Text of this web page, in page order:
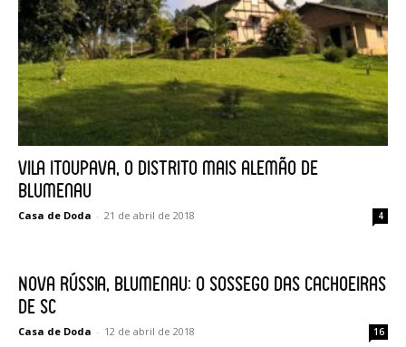
Vila Itoupava, o Distrito mais alemão de
Blumenau
Casa de Doda - 21 de abril de 2018 4
Nova Rússia, Blumenau: o sossego das cachoeiras
de SC
Casa de Doda - 12 de abril de 2018 16